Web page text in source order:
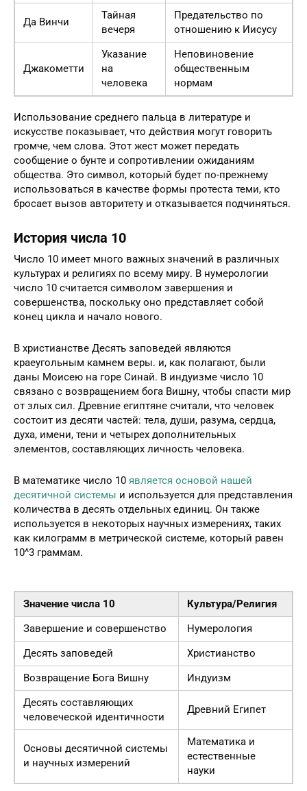
Да Винчи
Тайная
вечеря
Предательство по
отношению к Иисусу
Джакометти
Указание
на
человека
Неповиновение
общественным
нормам
Использование среднего пальца в литературе и
искусстве показывает, что действия могут говорить
громче, чем слова. Этот жест может передать
сообщение о бунте и сопротивлении ожиданиям
общества. Это символ, который будет по-прежнему
использоваться в качестве формы протеста теми, кто
бросает вызов авторитету и отказывается подчиняться.
История числа 10
Число 10 имеет много важных значений в различных
культурах и религиях по всему миру. В нумерологии
число 10 считается символом завершения и
совершенства, поскольку оно представляет собой
конец цикла и начало нового.
В христианстве Десять заповедей являются
краеугольным камнем веры. и, как полагают, были
даны Моисею на горе Синай. В индуизме число 10
связано с возвращением бога Вишну, чтобы спасти мир
от злых сил. Древние египтяне считали, что человек
состоит из десяти частей: тела, души, разума, сердца,
духа, имени, тени и четырех дополнительных
элементов, составляющих личность человека.
В математике число 10 является основой нашей
десятичной системы и используется для представления
количества в десять отдельных единиц. Он также
используется в некоторых научных измерениях, таких
как килограмм в метрической системе, который равен
10^3 граммам.
Значение числа 10
Культура/Религия
Завершение и совершенство
Нумерология
Десять заповедей
Христианство
Возвращение Бога Вишну
Индуизм
Десять составляющих
человеческой идентичности
Древний Египет
Основы десятичной системы
и научных измерений
Математика и
естественные
науки